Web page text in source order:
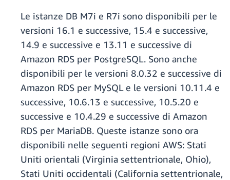
Le istanze DB M7i e R7i sono disponibili per le
versioni 16.1 e successive, 15.4 e successive,
14.9 e successive e 13.11 e successive di
Amazon RDS per PostgreSQL. Sono anche
disponibili per le versioni 8.0.32 e successive di
Amazon RDS per MySQL e le versioni 10.11.4 e
successive, 10.6.13 e successive, 10.5.20 e
successive e 10.4.29 e successive di Amazon
RDS per MariaDB. Queste istanze sono ora
disponibili nelle seguenti regioni AWS: Stati
Uniti orientali (Virginia settentrionale, Ohio),
Stati Uniti occidentali (California settentrionale,